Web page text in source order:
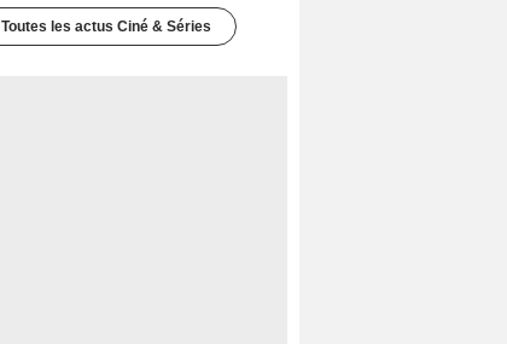
Toutes les actus Ciné & Séries